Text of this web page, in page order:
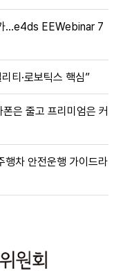
…e4ds EEWebinar 7
티·로보틱스 핵심”
은 줄고 프리미엄은 커
차 안전운행 가이드라